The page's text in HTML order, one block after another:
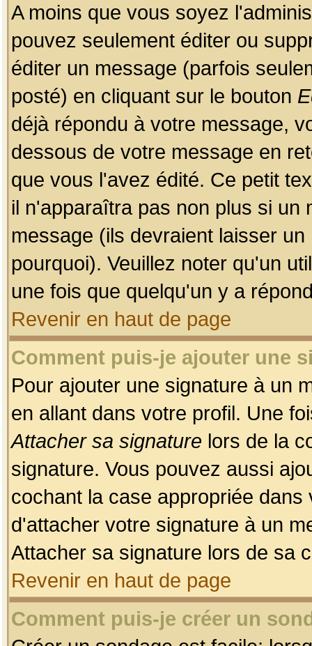
A moins que vous soyez
pouvez seulement éditer ou
éditer un message (parfois
posté) en cliquant sur le bouton
déjà répondu à votre message,
dessous de votre message en
que vous l'avez édité. Ce petit
il n'apparaîtra pas non plus si un
message (ils devraient laisser
pourquoi). Veuillez noter qu'un
une fois que quelqu'un y a
Revenir en haut de page
Comment puis-je ajouter une
Pour ajouter une signature à un
en allant dans votre profil. Une
Attacher sa signature lors de la
signature. Vous pouvez aussi
cochant la case appropriée
d'attacher votre signature à un
Attacher sa signature lors de sa
Revenir en haut de page
Comment puis-je créer un